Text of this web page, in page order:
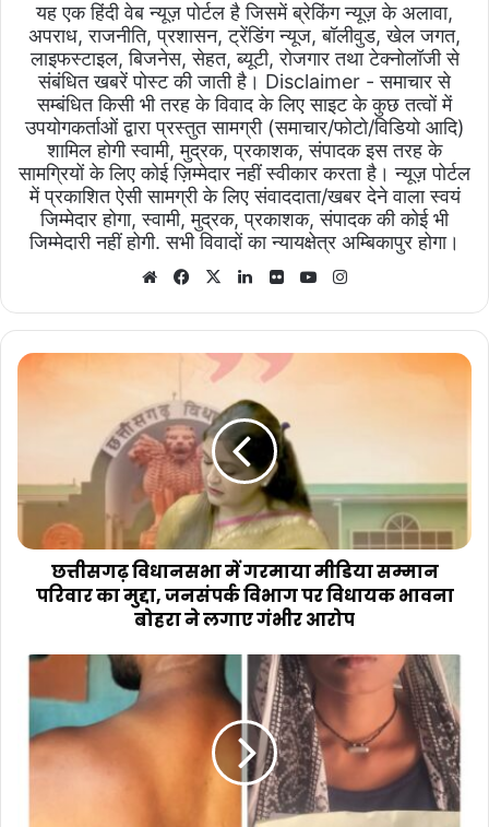
यह एक हिंदी वेब न्यूज़ पोर्टल है जिसमें ब्रेकिंग न्यूज़ के अलावा,
अपराध, राजनीति, प्रशासन, ट्रेंडिंग न्यूज, बॉलीवुड, खेल जगत,
लाइफस्टाइल, बिजनेस, सेहत, ब्यूटी, रोजगार तथा टेक्नोलॉजी से
संबंधित खबरें पोस्ट की जाती है। Disclaimer - समाचार से
सम्बंधित किसी भी तरह के विवाद के लिए साइट के कुछ तत्वों में
उपयोगकर्ताओं द्वारा प्रस्तुत सामग्री (समाचार/फोटो/विडियो आदि)
शामिल होगी स्वामी, मुद्रक, प्रकाशक, संपादक इस तरह के
सामग्रियों के लिए कोई ज़िम्मेदार नहीं स्वीकार करता है। न्यूज़ पोर्टल
में प्रकाशित ऐसी सामग्री के लिए संवाददाता/खबर देने वाला स्वयं
जिम्मेदार होगा, स्वामी, मुद्रक, प्रकाशक, संपादक की कोई भी
जिम्मेदारी नहीं होगी. सभी विवादों का न्यायक्षेत्र अम्बिकापुर होगा।
WebsiteFacebook
X LinkedIn
Flickr YouTube
छत्तीसगढ़
सम्मान
परिवार
मुद्दा,
जनसंपर्क
विभाग
भावना
लगाए
गंभीर
आरोप
छत्तीसगढ़ विधानसभा में गरमाया मीडिया सम्मान
परिवार का मुद्दा, जनसंपर्क विभाग पर विधायक भावना
बोहरा ने लगाए गंभीर आरोप
आरोपीयो
गिरफ्तारी
ना